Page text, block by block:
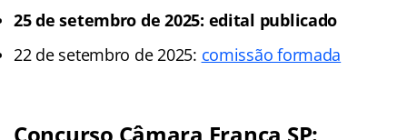
25 de setembro de 2025: edital publicado
22 de setembro de 2025: comissão formada
Concurso Câmara Franca SP: